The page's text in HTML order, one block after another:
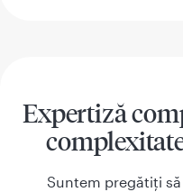
Expertiză
Suntem pregătiți